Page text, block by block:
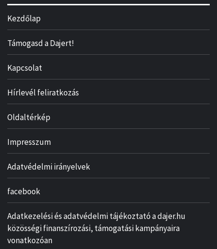
Kezdőlap
Támogasd a Dajert!
Kapcsolat
Hírlevél feliratkozás
Oldaltérkép
Impresszum
Adatvédelmi irányelvek
facebook
Adatkezelési és adatvédelmi tájékoztató a dajer.hu
közösségi finanszírozási, támogatási kampányaira
vonatkozóan